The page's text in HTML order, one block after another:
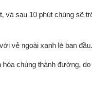
và sau 10 phút chúng sẽ
vẻ ngoài xanh lè ban đầu.
chúng thành đường, do